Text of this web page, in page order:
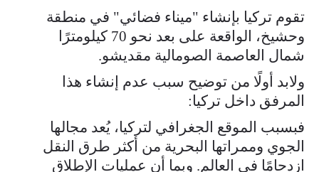
تقوم تركيا بإنشاء "ميناء فضائي" في منطقة
وحشيخ، الواقعة على بعد نحو 70 كيلومترًا
شمال العاصمة الصومالية مقديشو.
ولابد أولًا من توضيح سبب عدم إنشاء هذا
المرفق داخل تركيا:
فبسبب الموقع الجغرافي لتركيا، يُعد مجالها
الجوي وممراتها البحرية من أكثر طرق النقل
ازدحامًا في العالم. وبما أن عمليات الإطلاق